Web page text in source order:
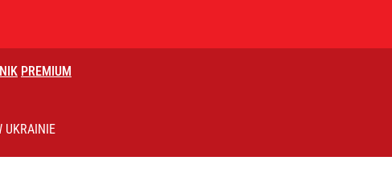
PREMIUM
policja
UKRAINIE